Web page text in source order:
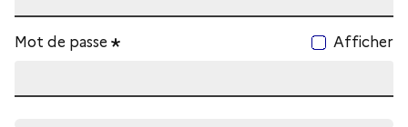
Mot de passe Afficher